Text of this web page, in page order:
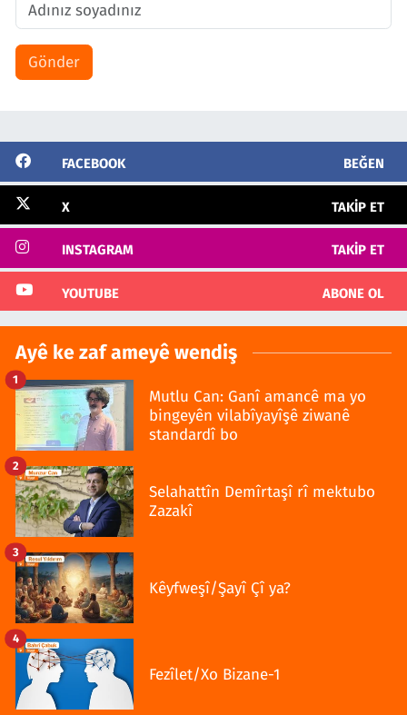
Gönder
FACEBOOK BEĞEN
X TAKIP ET
INSTAGRAM TAKIP ET
YOUTUBE ABONE OL
Ayê ke zaf ameyê wendiş
Mutlu Can: Ganî amancê ma yo
bingeyên vilabîyayîşê ziwanê
standardî bo
1
Selahattîn Demîrtaşî rî mektubo
Zazakî
2
Kêyfweşî/Şayî Çî ya?
3
Fezîlet/Xo Bizane-1
4